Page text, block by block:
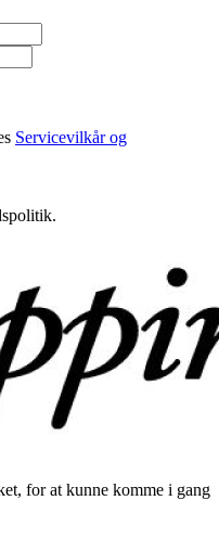
Servicevilkår og
for at kunne komme i gang